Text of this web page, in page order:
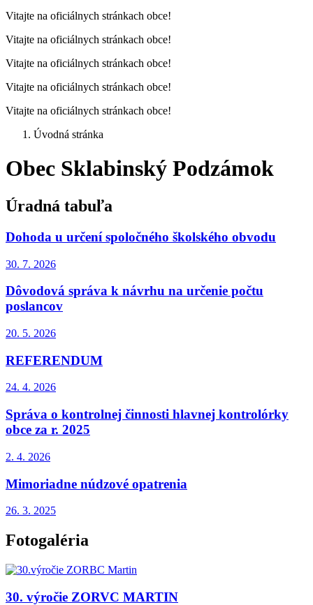
Vitajte na oficiálnych stránkach obce!
Vitajte na oficiálnych stránkach obce!
Vitajte na oficiálnych stránkach obce!
Vitajte na oficiálnych stránkach obce!
Vitajte na oficiálnych stránkach obce!
Úvodná stránka
Obec Sklabinský Podzámok
Úradná tabuľa
Dohoda u určení spoločného školského obvodu
30. 7. 2026
Dôvodová správa k návrhu na určenie počtu
poslancov
20. 5. 2026
REFERENDUM
24. 4. 2026
Správa o kontrolnej činnosti hlavnej kontrolórky
obce za r. 2025
2. 4. 2026
Mimoriadne núdzové opatrenia
26. 3. 2025
Fotogaléria
30. výročie ZORVC MARTIN